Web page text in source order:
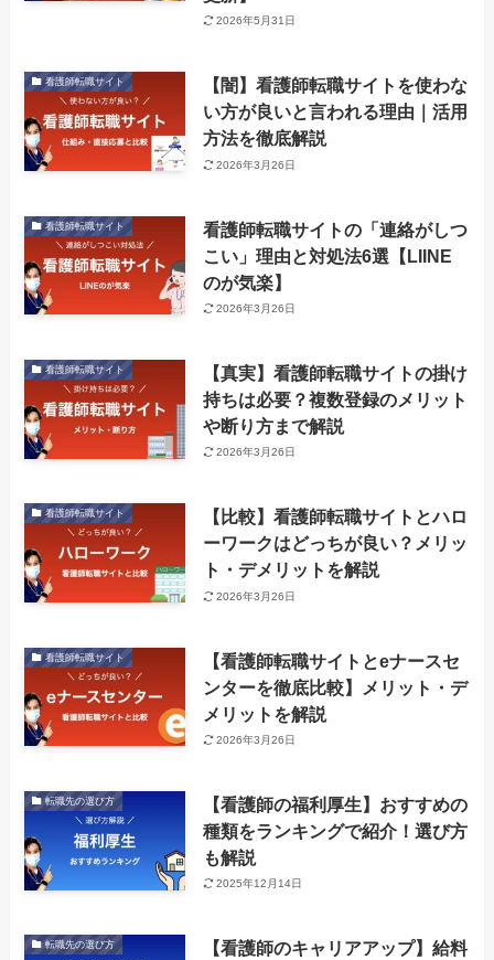
2026年5月31日
看護師転職サイト
【闇】看護師転職サイトを使わな
い方が良いと言われる理由｜活用
方法を徹底解説
2026年3月26日
看護師転職サイト
看護師転職サイトの「連絡がしつ
こい」理由と対処法6選【LIINE
のが気楽】
2026年3月26日
看護師転職サイト
【真実】看護師転職サイトの掛け
持ちは必要？複数登録のメリット
や断り方まで解説
2026年3月26日
看護師転職サイト
【比較】看護師転職サイトとハロ
ーワークはどっちが良い？メリッ
ト・デメリットを解説
2026年3月26日
看護師転職サイト
【看護師転職サイトとeナースセ
ンターを徹底比較】メリット・デ
メリットを解説
2026年3月26日
転職先の選び方
【看護師の福利厚生】おすすめの
種類をランキングで紹介！選び方
も解説
2025年12月14日
転職先の選び方
【看護師のキャリアアップ】給料